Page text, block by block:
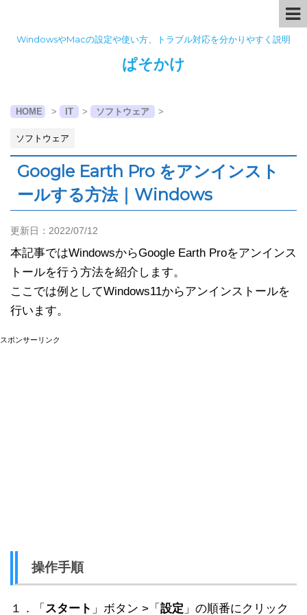
WindowsやMacの設定や使い方、トラブル対応を分かりやすく説明
ぱそかけ
HOME > IT > ソフトウェア >
ソフトウェア
Google Earth Pro をアンインスト
ールする方法｜Windows
更新日： 2022/07/12
本記事ではWindowsからGoogle Earth Proをアンインス
トールを行う方法を紹介します。
ここでは例としてWindows11からアンインストールを
行います。
スポンサーリンク
操作手順
１．「 スタート 」ボタン >「 設定 」の順番にクリック